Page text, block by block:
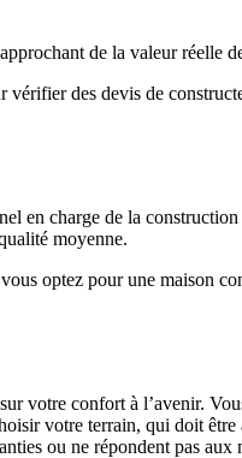
de la valeur réelle
vérifier des devis de
en charge de la
moyenne.
optez pour une maison
votre confort à l’avenir.
votre terrain, qui doit
ou ne répondent pas aux